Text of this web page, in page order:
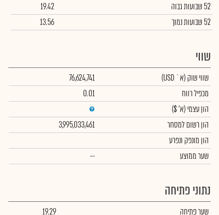
52 שבועות גבוה
19.42
52 שבועות נמוך
13.56
שווי
שווי שוק (א` USD)
76,624,741
מכפיל רווח
0.01
הון עצמי (א' $)
הון רשום למסחר
3,995,033,461
הון מונפק ונפרע
שער ממוצע
--
נתוני פתיחה
שער פתיחה 19.29